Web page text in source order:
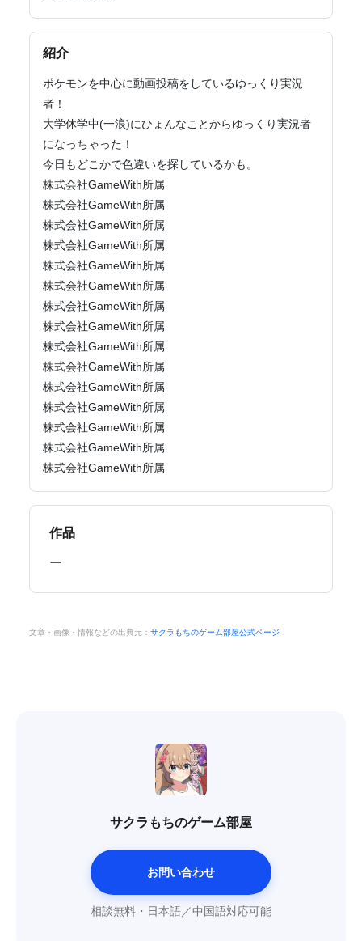
紹介
ポケモンを中心に動画投稿をしているゆっくり実況
者！
大学休学中(一浪)にひょんなことからゆっくり実況者
になっちゃった！
今日もどこかで色違いを探しているかも。
株式会社GameWith所属
株式会社GameWith所属
株式会社GameWith所属
株式会社GameWith所属
株式会社GameWith所属
株式会社GameWith所属
株式会社GameWith所属
株式会社GameWith所属
株式会社GameWith所属
株式会社GameWith所属
株式会社GameWith所属
株式会社GameWith所属
株式会社GameWith所属
株式会社GameWith所属
株式会社GameWith所属
作品
ー
文章・画像・情報などの出典元： サクラもちのゲーム部屋公式ページ
サクラもちのゲーム部屋
お問い合わせ
相談無料・日本語／中国語対応可能